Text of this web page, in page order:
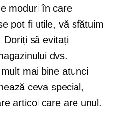
moduri în care
pot fi utile, vă sfătuim
Doriți să evitați
dvs.
mai bine atunci
ceva special,
articol care are unul.